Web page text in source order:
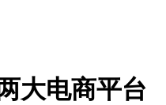
大电商平台